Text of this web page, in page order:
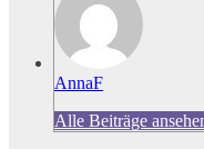
AnnaF
Alle Beiträge